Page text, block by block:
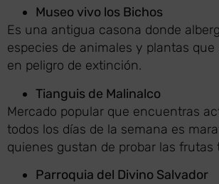
Museo vivo los Bichos
Es una antigua casona donde
especies de animales y plantas
en peligro de extinción.
Tianguis de Malinalco
Mercado popular que encuentras
todos los días de la semana es
quienes gustan de probar las frutas
Parroquia del Divino Salvador